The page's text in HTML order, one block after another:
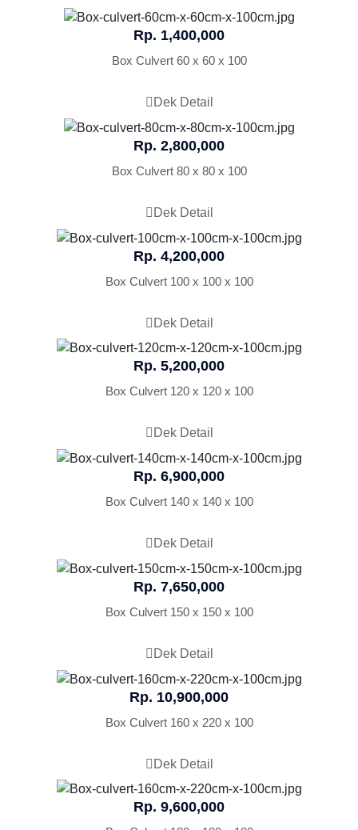
Rp. 1,400,000
Box Culvert 60 x 60 x 100
Dek Detail
Rp. 2,800,000
Box Culvert 80 x 80 x 100
Dek Detail
Rp. 4,200,000
Box Culvert 100 x 100 x 100
Dek Detail
Rp. 5,200,000
Box Culvert 120 x 120 x 100
Dek Detail
Rp. 6,900,000
Box Culvert 140 x 140 x 100
Dek Detail
Rp. 7,650,000
Box Culvert 150 x 150 x 100
Dek Detail
Rp. 10,900,000
Box Culvert 160 x 220 x 100
Dek Detail
Rp. 9,600,000